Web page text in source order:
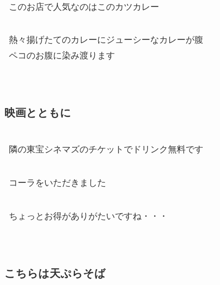
このお店で人気なのはこのカツカレー
熱々揚げたてのカレーにジューシーなカレーが腹
ペコのお腹に染み渡ります
映画とともに
隣の東宝シネマズのチケットでドリンク無料です
コーラをいただきました
ちょっとお得がありがたいですね・・・
こちらは天ぷらそば